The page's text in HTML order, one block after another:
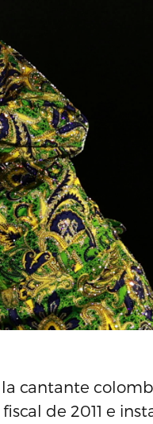
cantante
de 2011 e